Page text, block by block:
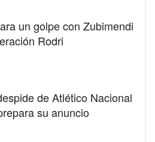
un golpe con Zubimendi
Rodri
de Atlético Nacional
su anuncio